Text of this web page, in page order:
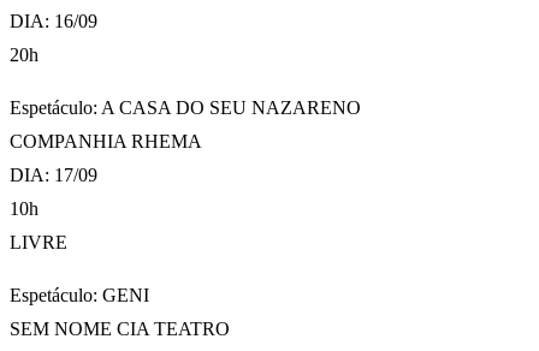
DIA: 16/09
20h
Espetáculo: A CASA DO SEU NAZARENO
COMPANHIA RHEMA
DIA: 17/09
10h
LIVRE
Espetáculo: GENI
SEM NOME CIA TEATRO